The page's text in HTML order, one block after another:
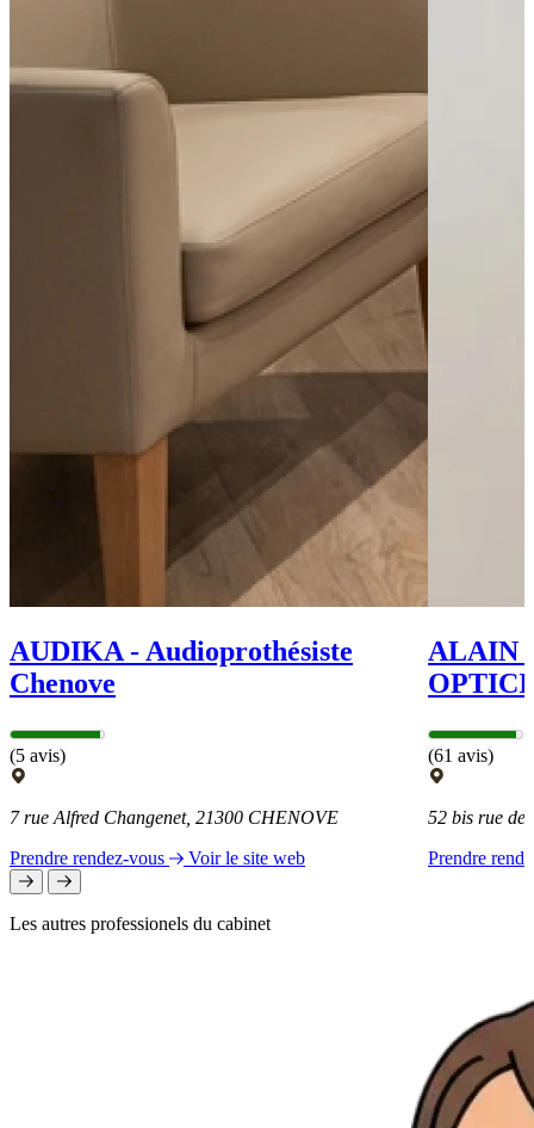
AUDIKA - Audioprothésiste
Chenove
(5 avis)
7 rue Alfred Changenet, 21300 CHENOVE
Prendre rendez-vous
Voir le site web
ALAIN
(61 avis)
52 bis rue
Prendre
Les autres professionels du cabinet